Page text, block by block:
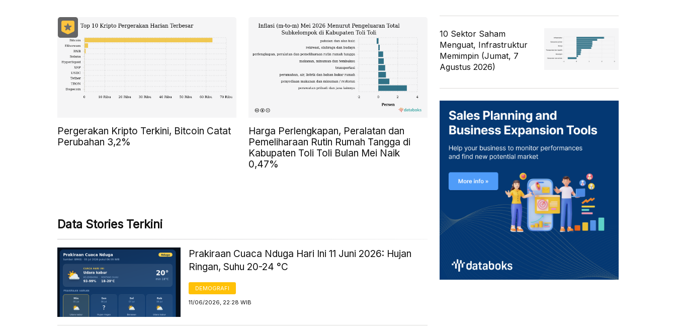
Pergerakan Kripto Terkini, Bitcoin Catat
Perubahan 3,2%
Harga Perlengkapan, Peralatan dan
Pemeliharaan Rutin Rumah Tangga di
Kabupaten Toli Toli Bulan Mei Naik
0,47%
Data Stories Terkini
Prakiraan Cuaca Nduga Hari Ini 11 Juni 2026: Hujan
Ringan, Suhu 20-24 °C
DEMOGRAFI
11/06/2026, 22:28 WIB
10 Sektor Saham
Menguat, Infrastruktur
Memimpin (Jumat, 7
Agustus 2026)